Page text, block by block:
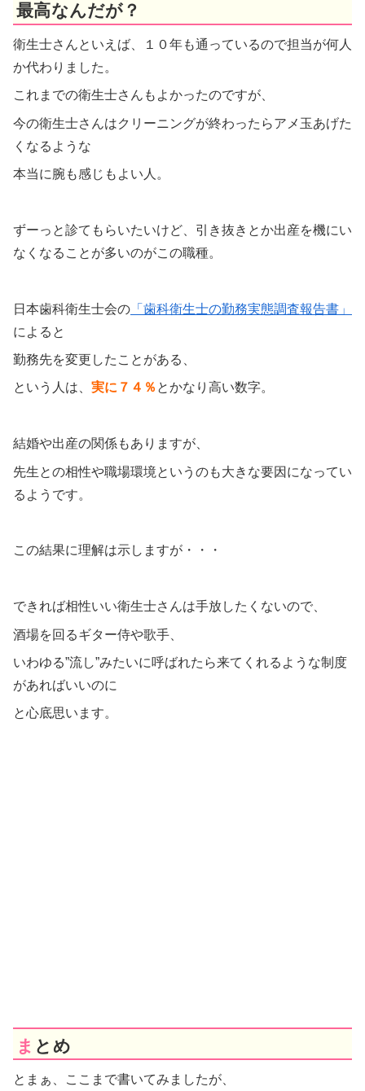
最高なんだが？
衛生士さんといえば、１０年も通っているので担当が何人
か代わりました。
これまでの衛生士さんもよかったのですが、
今の衛生士さんはクリーニングが終わったらアメ玉あげた
くなるような
本当に腕も感じもよい人。
ずーっと診てもらいたいけど、引き抜きとか出産を機にい
なくなることが多いのがこの職種。
日本歯科衛生士会の 「歯科衛生士の勤務実態調査報告書」
によると
勤務先を変更したことがある、
という人は、 実に７４％ とかなり高い数字。
結婚や出産の関係もありますが、
先生との相性や職場環境というのも大きな要因になってい
るようです。
この結果に理解は示しますが・・・
できれば相性いい衛生士さんは手放したくないので、
酒場を回るギター侍や歌手、
いわゆる”流し”みたいに呼ばれたら来てくれるような制度
があればいいのに
と心底思います。
まとめ
とまぁ、ここまで書いてみましたが、